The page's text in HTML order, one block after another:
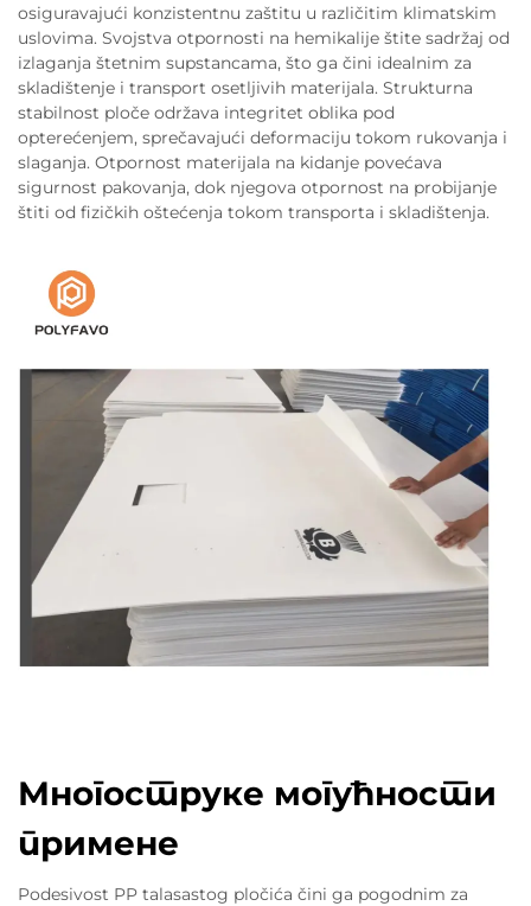
osiguravajući konzistentnu zaštitu u različitim klimatskim
uslovima. Svojstva otpornosti na hemikalije štite sadržaj od
izlaganja štetnim supstancama, što ga čini idealnim za
skladištenje i transport osetljivih materijala. Strukturna
stabilnost ploče održava integritet oblika pod
opterećenjem, sprečavajući deformaciju tokom rukovanja i
slaganja. Otpornost materijala na kidanje povećava
sigurnost pakovanja, dok njegova otpornost na probijanje
štiti od fizičkih oštećenja tokom transporta i skladištenja.
Многоструке могућности
примене
Podesivost PP talasastog pločića čini ga pogodnim za